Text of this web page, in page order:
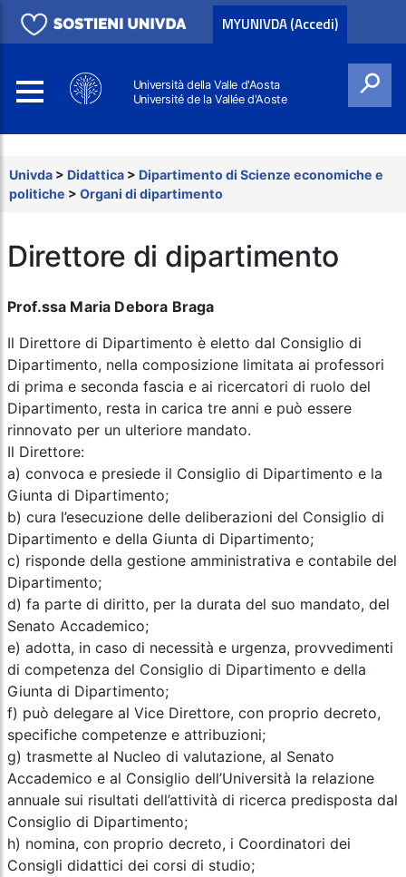
MYUNIVDA (Accedi)
Università della Valle d'Aosta
Université de la Vallée d'Aoste
Univda > Didattica > Dipartimento di Scienze economiche e
politiche > Organi di dipartimento
Direttore di dipartimento
Prof.ssa Maria Debora Braga
Il Direttore di Dipartimento è eletto dal Consiglio di
Dipartimento, nella composizione limitata ai professori
di prima e seconda fascia e ai ricercatori di ruolo del
Dipartimento, resta in carica tre anni e può essere
rinnovato per un ulteriore mandato.
Il Direttore:
a) convoca e presiede il Consiglio di Dipartimento e la
Giunta di Dipartimento;
b) cura l’esecuzione delle deliberazioni del Consiglio di
Dipartimento e della Giunta di Dipartimento;
c) risponde della gestione amministrativa e contabile del
Dipartimento;
d) fa parte di diritto, per la durata del suo mandato, del
Senato Accademico;
e) adotta, in caso di necessità e urgenza, provvedimenti
di competenza del Consiglio di Dipartimento e della
Giunta di Dipartimento;
f) può delegare al Vice Direttore, con proprio decreto,
specifiche competenze e attribuzioni;
g) trasmette al Nucleo di valutazione, al Senato
Accademico e al Consiglio dell’Università la relazione
annuale sui risultati dell’attività di ricerca predisposta dal
Consiglio di Dipartimento;
h) nomina, con proprio decreto, i Coordinatori dei
Consigli didattici dei corsi di studio;